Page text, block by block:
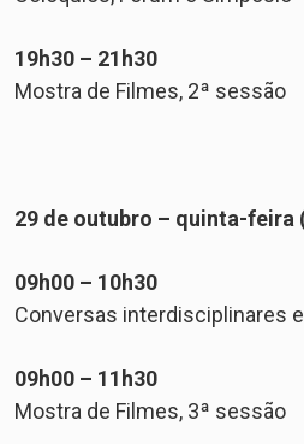
19h30 – 21h30
Mostra de Filmes, 2ª sessão
29 de outubro – quinta-feira
09h00 – 10h30
Conversas interdisciplinares
09h00 – 11h30
Mostra de Filmes, 3ª sessão